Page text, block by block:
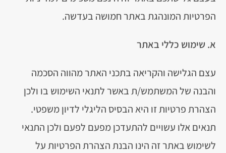
הפרטיות המונהגת באתר חמושה בעדשה.
א. שימוש כללי באתר
עצם הגלישה והקריאה בתכני האתר מהווה הסכמה
והבנה של המשתמש/ת באשר לתנאי השימוש בו ולכן
הצהרת פרטיות זו היא הבסיס הליגלי לדיון משפטי.
תנאים אלו עשויים להתעדכן מפעם לפעם ולכן התנאי
לשימוש באתר זה הינו הבנת הצהרת הפרטיות על